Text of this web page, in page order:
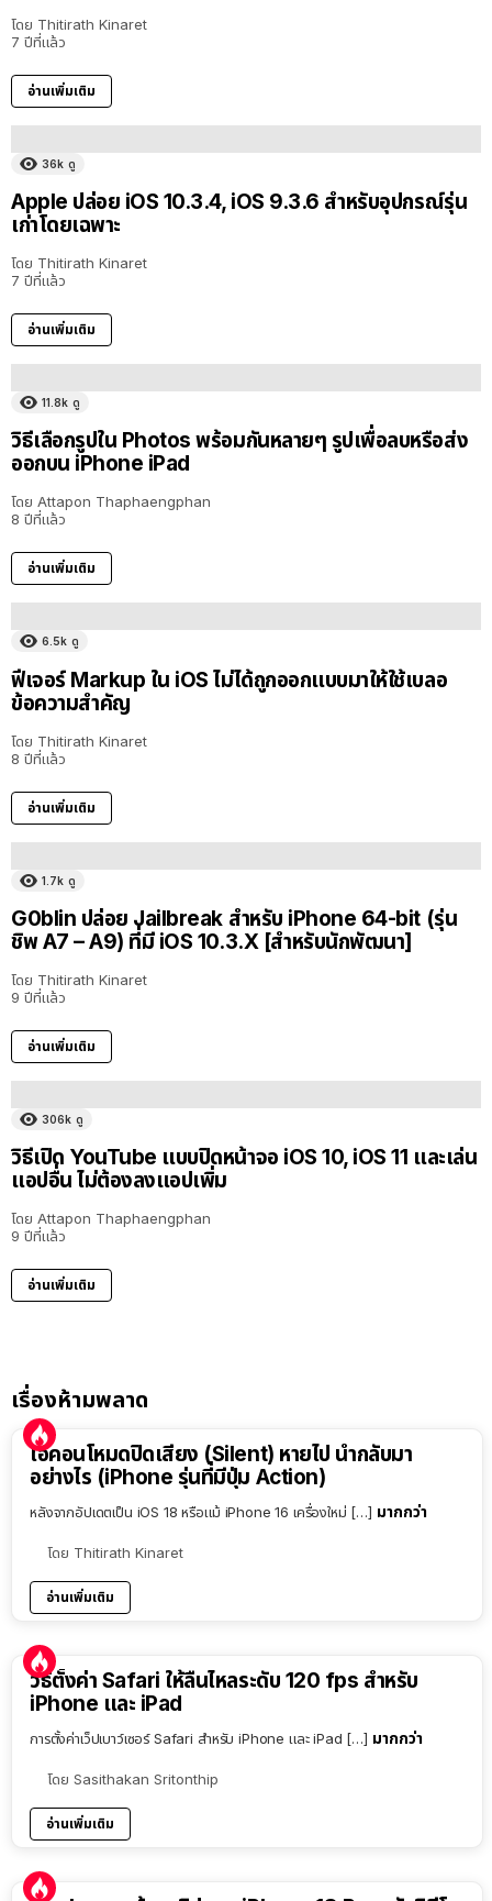
โดย Thitirath Kinaret
7 ปีที่แล้ว
อ่านเพิ่มเติม
36k ดู
Apple ปล่อย iOS 10.3.4, iOS 9.3.6 สำหรับอุปกรณ์รุ่น
เก่าโดยเฉพาะ
โดย Thitirath Kinaret
7 ปีที่แล้ว
อ่านเพิ่มเติม
11.8k ดู
วิธีเลือกรูปใน Photos พร้อมกันหลายๆ รูปเพื่อลบหรือส่ง
ออกบน iPhone iPad
โดย Attapon Thaphaengphan
8 ปีที่แล้ว
อ่านเพิ่มเติม
6.5k ดู
ฟีเจอร์ Markup ใน iOS ไม่ได้ถูกออกแบบมาให้ใช้เบลอ
ข้อความสำคัญ
โดย Thitirath Kinaret
8 ปีที่แล้ว
อ่านเพิ่มเติม
1.7k ดู
G0blin ปล่อย Jailbreak สำหรับ iPhone 64-bit (รุ่น
ชิพ A7 – A9) ที่มี iOS 10.3.X [สำหรับนักพัฒนา]
โดย Thitirath Kinaret
9 ปีที่แล้ว
อ่านเพิ่มเติม
306k ดู
วิธีเปิด YouTube แบบปิดหน้าจอ iOS 10, iOS 11 และเล่น
แอปอื่น ไม่ต้องลงแอปเพิ่ม
โดย Attapon Thaphaengphan
9 ปีที่แล้ว
อ่านเพิ่มเติม
เรื่องห้ามพลาด
ไอคอนโหมดปิดเสียง (Silent) หายไป นำกลับมา
อย่างไร (iPhone รุ่นที่มีปุ่ม Action)
หลังจากอัปเดตเป็น iOS 18 หรือแม้ iPhone 16 เครื่องใหม่ […] มากกว่า
โดย Thitirath Kinaret
อ่านเพิ่มเติม
วิธีตั้งค่า Safari ให้ลื่นไหลระดับ 120 fps สำหรับ
iPhone และ iPad
การตั้งค่าเว็ปเบาว์เซอร์ Safari สำหรับ iPhone และ iPad […] มากกว่า
โดย Sasithakan Sritonthip
อ่านเพิ่มเติม